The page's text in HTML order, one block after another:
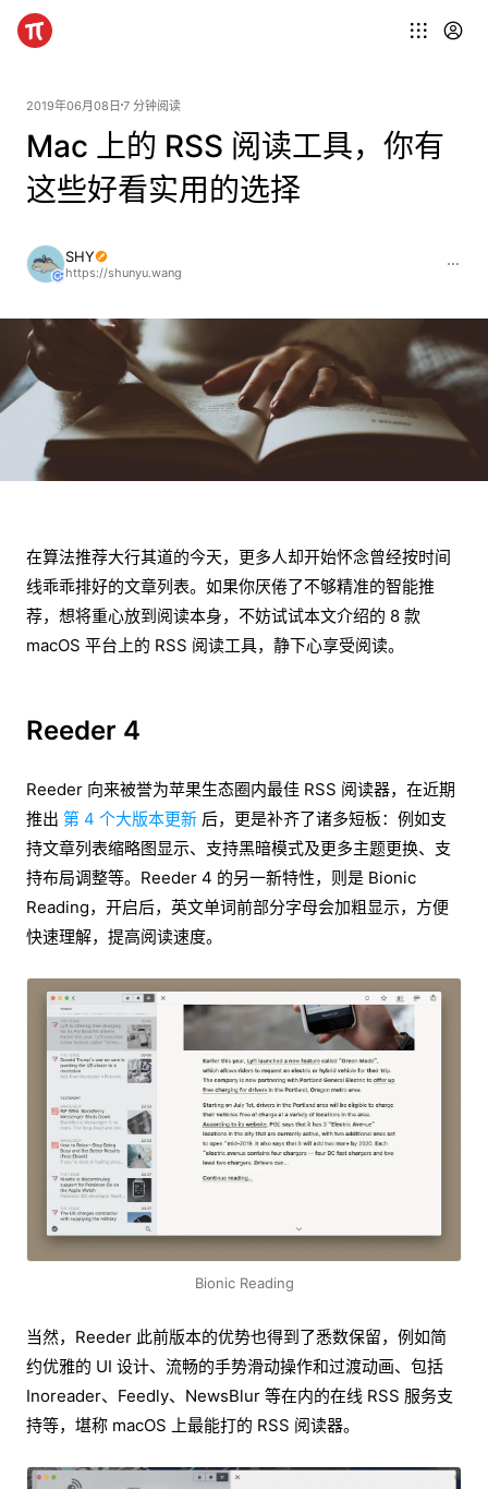
2019年06月08日 7 分钟阅读
Mac 上的 RSS 阅读工具，你有
这些好看实用的选择
SHY
https://shunyu.wang
￼在算法推荐大行其道的今天，更多人却开始怀念曾经按时间
线乖乖排好的文章列表。如果你厌倦了不够精准的智能推
荐，想将重心放到阅读本身，不妨试试本文介绍的 8 款
macOS 平台上的 RSS 阅读工具，静下心享受阅读。
Reeder 4
Reeder 向来被誉为苹果生态圈内最佳 RSS 阅读器，在近期
推出 第 4 个大版本更新 后，更是补齐了诸多短板：例如支
持文章列表缩略图显示、支持黑暗模式及更多主题更换、支
持布局调整等。Reeder 4 的另一新特性，则是 Bionic
Reading，开启后，英文单词前部分字母会加粗显示，方便
快速理解，提高阅读速度。
Bionic Reading
当然，Reeder 此前版本的优势也得到了悉数保留，例如简
约优雅的 UI 设计、流畅的手势滑动操作和过渡动画、包括
Inoreader、Feedly、NewsBlur 等在内的在线 RSS 服务支
持等，堪称 macOS 上最能打的 RSS 阅读器。